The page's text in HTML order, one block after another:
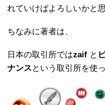
れていけばよろしいかと思
ちなみに著者は、
日本の取引所ではzaif と
ナンス という取引所を使